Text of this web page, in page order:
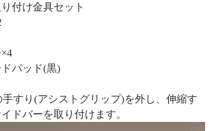
付け金具セット
ドパッド(黒)
すり(アシストグリップ)を外し、伸縮す
ドバーを取り付けます。